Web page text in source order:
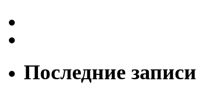
Последние записи